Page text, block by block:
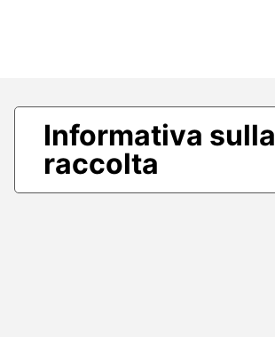
Informativa sulla
raccolta